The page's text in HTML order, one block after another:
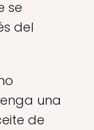
se
del
una
de